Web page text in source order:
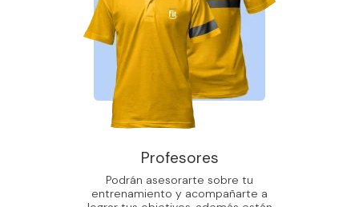
Profesores
Podrán asesorarte sobre tu
entrenamiento y acompañarte a